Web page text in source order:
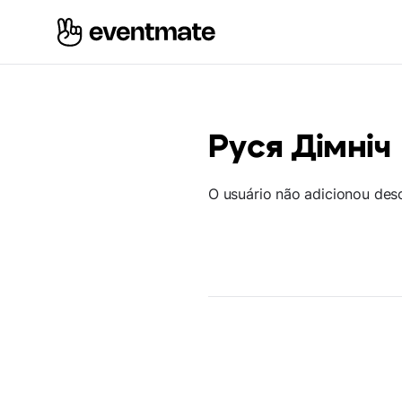
Руся Дімніч
O usuário não adicionou